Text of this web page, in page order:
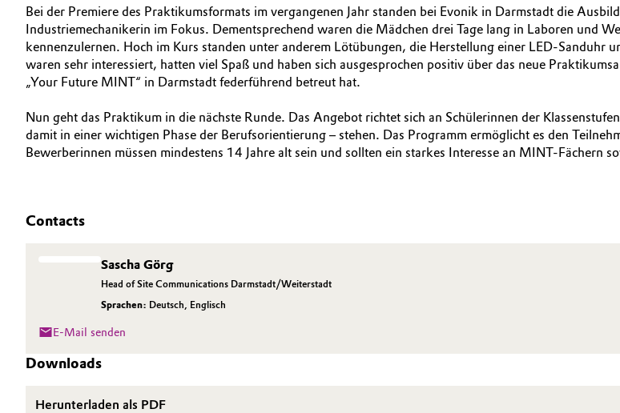
Catalysts
Chemical Industry
Circular Economy
Coatings, Paints & Printing
Electronics & Telecommunications
Energy, Environment & Utilities
Food & Beverage
Aufsichtsrat
Struktur
Business Lines
Weltweite Standorte
ESHQ
Business Lines
Karriere
Investor Relations
Bei der Premiere des Praktikumsformats im vergangenen Jahr standen bei Evonik in Darmstadt die
Industriemechanikerin im Fokus. Dementsprechend waren die Mädchen drei Tage lang in Laboren und
kennenzulernen. Hoch im Kurs standen unter anderem Lötübungen, die Herstellung einer LED-Sanduhr
waren sehr interessiert, hatten viel Spaß und haben sich ausgesprochen positiv über das neue
„Your Future MINT“ in Darmstadt federführend betreut hat.
Nun geht das Praktikum in die nächste Runde. Das Angebot richtet sich an Schülerinnen der
damit in einer wichtigen Phase der Berufsorientierung – stehen. Das Programm ermöglicht es den
Bewerberinnen müssen mindestens 14 Jahre alt sein und sollten ein starkes Interesse an MINT-Fächern
Contacts
Sascha Görg
Head of Site Communications Darmstadt/Weiterstadt
Sprachen: Deutsch, Englisch
E-Mail senden
Downloads
Herunterladen als PDF